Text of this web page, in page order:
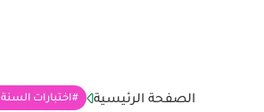
الصفحة الرئيسية اختبارات السنة 3 ابتدائي